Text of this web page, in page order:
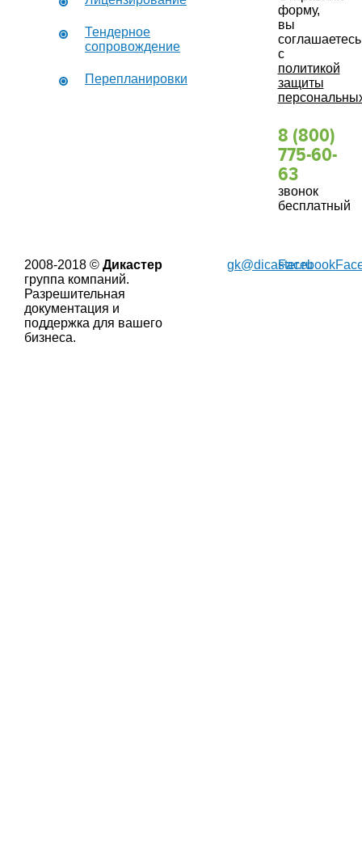
Тендерное
сопровождение
Перепланировки
форму,
вы
соглашаетесь
с
политикой
защиты
8 (800)
775-60-
63
звонок
бесплатный
2008-2018 © Дикастер
группа компаний.
Разрешительная
документация и
поддержка для вашего
бизнеса.
gk@dicaster.ru
Facebook